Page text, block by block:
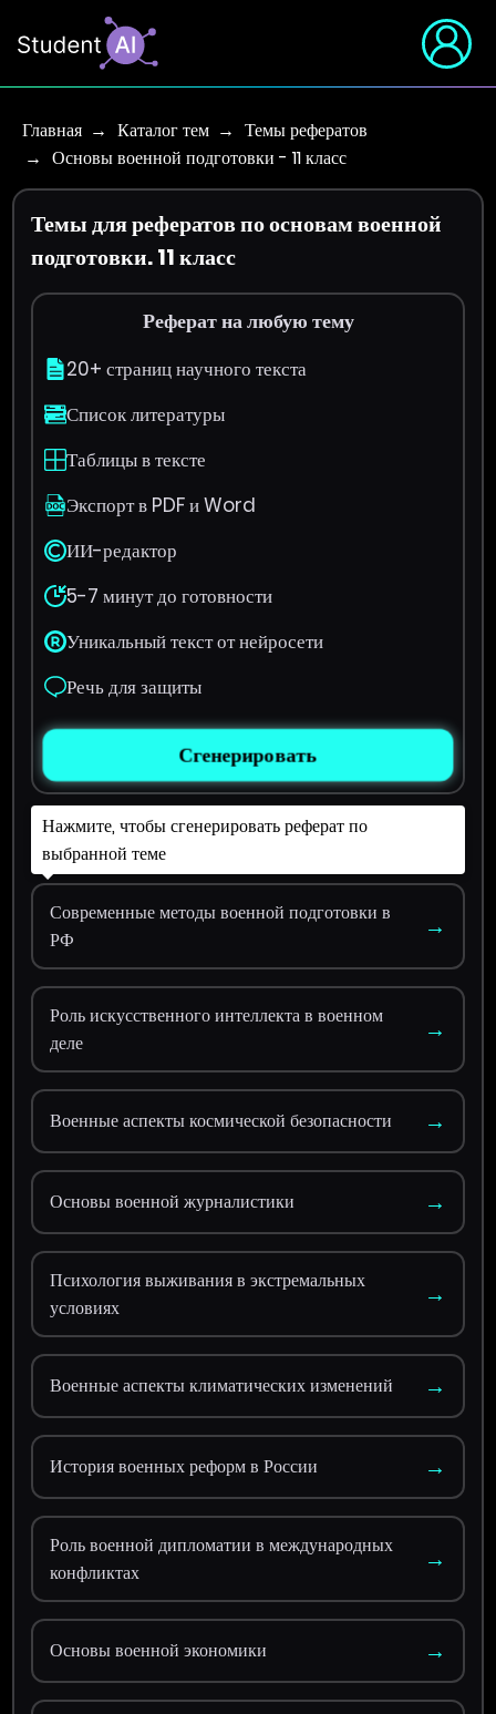
Главная Каталог тем
Темы рефератов
Основы военной подготовки - 11 класс
Темы для рефератов по основам военной
подготовки. 11 класс
Реферат на любую тему
20+ страниц научного текста
Список литературы
Таблицы в тексте
Экспорт в PDF и Word
ИИ-редактор
5-7 минут до готовности
Уникальный текст от нейросети
Речь для защиты
Сгенерировать
Нажмите, чтобы сгенерировать реферат по
выбранной теме
Современные методы военной подготовки в
РФ
→
Роль искусственного интеллекта в военном
деле
→
Военные аспекты космической безопасности →
Основы военной журналистики →
Психология выживания в экстремальных
условиях
→
Военные аспекты климатических изменений →
История военных реформ в России →
Роль военной дипломатии в международных
конфликтах
→
Основы военной экономики →